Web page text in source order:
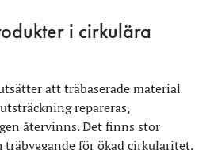
i cirkulära
att träbaserade material
repareras,
återvinns. Det finns stor
för ökad cirkularitet.